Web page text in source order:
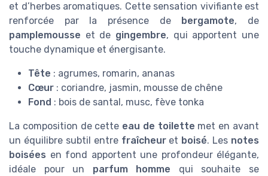
et d’herbes aromatiques. Cette sensation vivifiante est
renforcée par la présence de bergamote, de
pamplemousse et de gingembre, qui apportent une
touche dynamique et énergisante.
Tête : agrumes, romarin, ananas
Cœur : coriandre, jasmin, mousse de chêne
Fond : bois de santal, musc, fève tonka
La composition de cette eau de toilette met en avant
un équilibre subtil entre fraîcheuret boisé. Les notes
boisées en fond apportent une profondeur élégante,
idéale pour un parfum homme qui souhaite se